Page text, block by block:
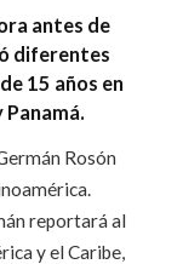
antes de
diferentes
15 años en
Panamá.
Rosón
reportará al
y el Caribe,